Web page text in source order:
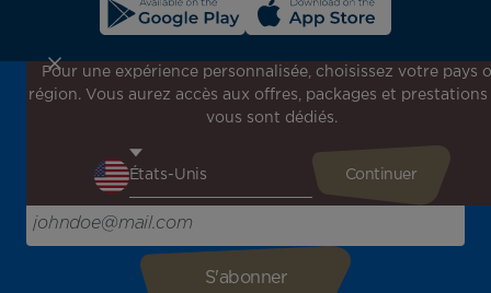
Inscrivez-vous à notre newsletter !
Recevez en avant-première toutes nos offres spéciales et
l'inspiration pour votre prochain voyage !
Saisissez votre adresse e-mail ici
Pour une expérience personnalisée, choisissez votre pays
région. Vous aurez accès aux offres, packages et prestations
vous sont dédiés.